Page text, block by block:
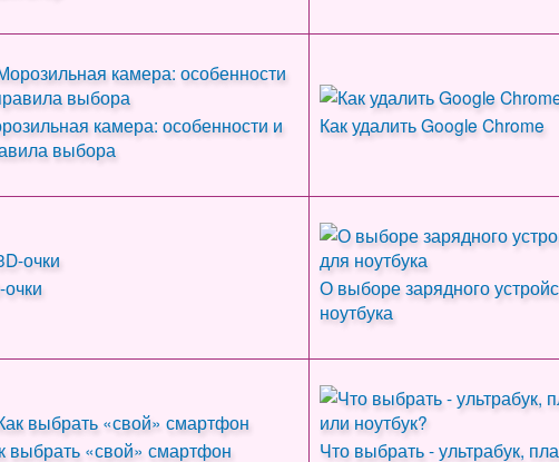
камера: особенности и
выбора
Как удалить Google Chrome
О выборе зарядного
ноутбука
выбрать «свой» смартфон
Что выбрать - ультрабук,